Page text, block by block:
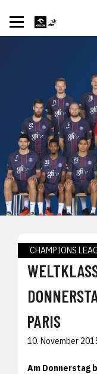
CHAMPIONS
PARIS
10. November
Am Donnerstag